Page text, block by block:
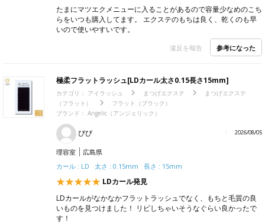
たまにマツエクメニューに入ることがあるので容量少なめのこち
らをいつも購入してます。 エクステのもちは良く、乾くのも早
いので使いやすいです。
違反を報告 参考になった
極柔フラットラッシュ[LDカール太さ0.15長さ15mm]
カテゴリ： アイラッシュ まつげエクステ
まつげエクステ
（フラット）
フラット（ブラック）
ブランド： Angelic（アンジェリック）
ぴぴ 2026/08/05
理容室
広島県
カール : LD 太さ : 0.15mm 長さ : 15mm
LDカール発見
LDカールがなかなかフラットラッシュでなく、もちと毛質の良
いものを見つけました！ リピしちゃいそうなぐらい良かったで
す！